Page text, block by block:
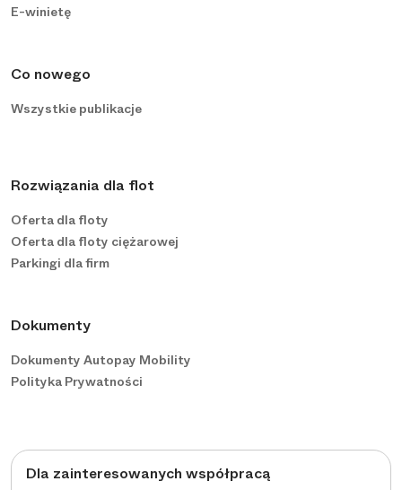
E-winietę
Co nowego
Wszystkie publikacje
Rozwiązania dla flot
Oferta dla floty
Oferta dla floty ciężarowej
Parkingi dla firm
Dokumenty
Dokumenty Autopay Mobility
Polityka Prywatności
Dla zainteresowanych współpracą